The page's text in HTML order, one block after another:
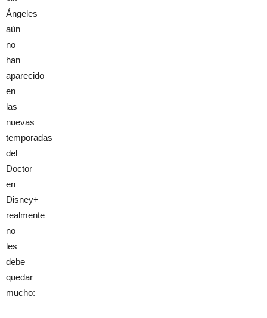
Ángeles
aún
no
han
aparecido
en
las
nuevas
temporadas
del
Doctor
en
Disney+
realmente
no
les
debe
quedar
mucho: